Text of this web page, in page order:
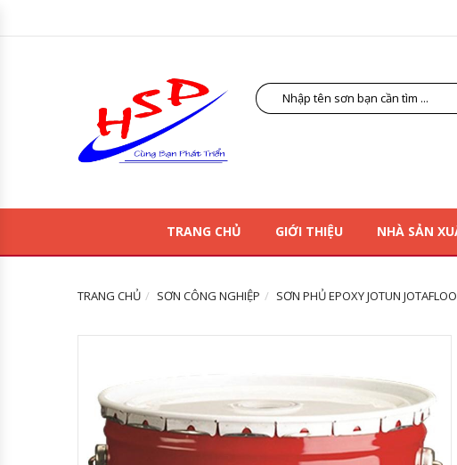
TRANG CHỦ GIỚI THIỆU NHÀ SẢN
TRANG CHỦ SƠN CÔNG NGHIỆP SƠN PHỦ EPOXY JOTUN